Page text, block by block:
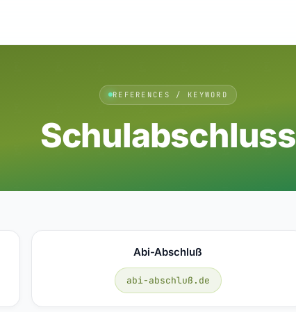
REFERENCES / KEYWORD
Schulabschluss
Abi-Abschluß
abi-abschluß.de